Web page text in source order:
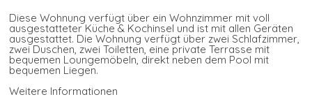
Diese Wohnung verfügt über ein Wohnzimmer mit voll
ausgestatteter Küche & Kochinsel und ist mit allen Geräten
ausgestattet. Die Wohnung verfügt über zwei Schlafzimmer,
zwei Duschen, zwei Toiletten, eine private Terrasse mit
bequemen Loungemöbeln, direkt neben dem Pool mit
bequemen Liegen.
Weitere Informationen